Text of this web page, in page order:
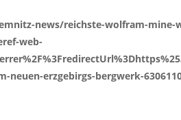
news/reichste-wolfram-mine-
web-
erzgebirgs-bergwerk-